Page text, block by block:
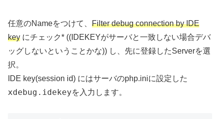
任意のNameをつけて、 Filter debug connection by IDE
key にチェック* ((IDEKEYがサーバと一致しない場合デバ
ッグしないということかな)) し、先に登録したServerを選
択。
IDE key(session id) にはサーバのphp.iniに設定した
xdebug.idekeyを入力します。